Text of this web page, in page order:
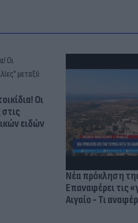
Οι
ειδών
Νέα πρόκληση
Επαναφέρει τις
Αιγαίο - Τι